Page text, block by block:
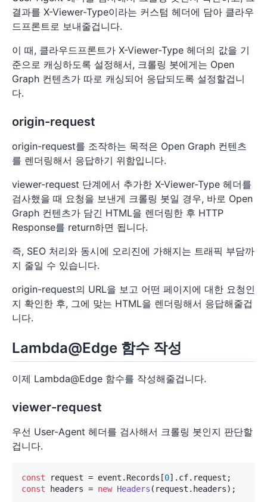
결과를 X-Viewer-Type이라는 커스텀 헤더에 담아 클라우
드프론트로 보내줄겁니다.
이 때, 클라우드프론트가 X-Viewer-Type 헤더의 값을 기
준으로 캐싱하도록 설정해서, 크롤링 봇에게는 Open
Graph 컨텐츠가 따로 캐싱되어 응답되도록 설정할겁니
다.
origin-request
origin-request를 조작하는 목적은 Open Graph 컨텐츠
를 렌더링해서 응답하기 위함입니다.
viewer-request 단계에서 추가한 X-Viewer-Type 헤더를
검사했을 때 요청을 보낸게 크롤링 봇일 경우, 바로 Open
Graph 컨텐츠가 담긴 HTML을 렌더링한 후 HTTP
Response를 return하면 됩니다.
즉, SEO 처리와 동시에 오리진에 가해지는 트래픽 부담까
지 줄일 수 있습니다.
origin-request의 URL을 보고 어떤 페이지에 대한 요청인
지 확인한 후, 그에 맞는 HTML을 렌더링해서 응답해줄겁
니다.
Lambda@Edge 함수 작성
이제 Lambda@Edge 함수를 작성해줄겁니다.
viewer-request
우선 User-Agent 헤더를 검사해서 크롤링 봇인지 판단할
겁니다.
const request = event. Records [0]. cf. request
const headers = new Headers (request. headers);